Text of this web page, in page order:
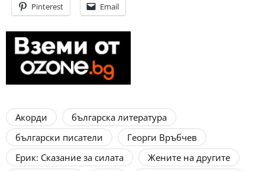
Pinterest Email
Акорди
българска литература
български писатели
Георги Връбчев
Ерик: Сказание за силата
Жените на другите